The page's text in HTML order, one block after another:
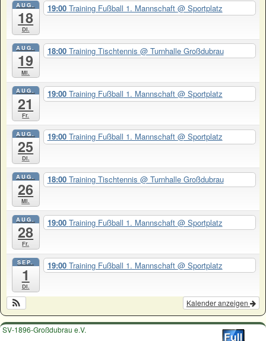
AUG.
18
Di.
19:00 Training Fußball 1. Mannschaft @ Sportplatz
AUG.
19
Mi.
18:00 Training Tischtennis @ Turnhalle Großdubrau
AUG.
21
Fr.
19:00 Training Fußball 1. Mannschaft @ Sportplatz
AUG.
25
Di.
19:00 Training Fußball 1. Mannschaft @ Sportplatz
AUG.
26
Mi.
18:00 Training Tischtennis @ Turnhalle Großdubrau
AUG.
28
Fr.
19:00 Training Fußball 1. Mannschaft @ Sportplatz
SEP.
1
Di.
19:00 Training Fußball 1. Mannschaft @ Sportplatz
Kalender anzeigen
SV-1896-Großdubrau e.V.